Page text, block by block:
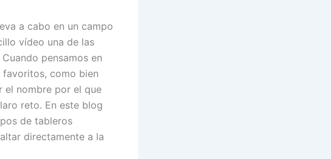
a cabo en un campo
vídeo una de las
pensamos en
favoritos, como bien
el nombre por el que
reto. En este blog
de tableros
directamente a la